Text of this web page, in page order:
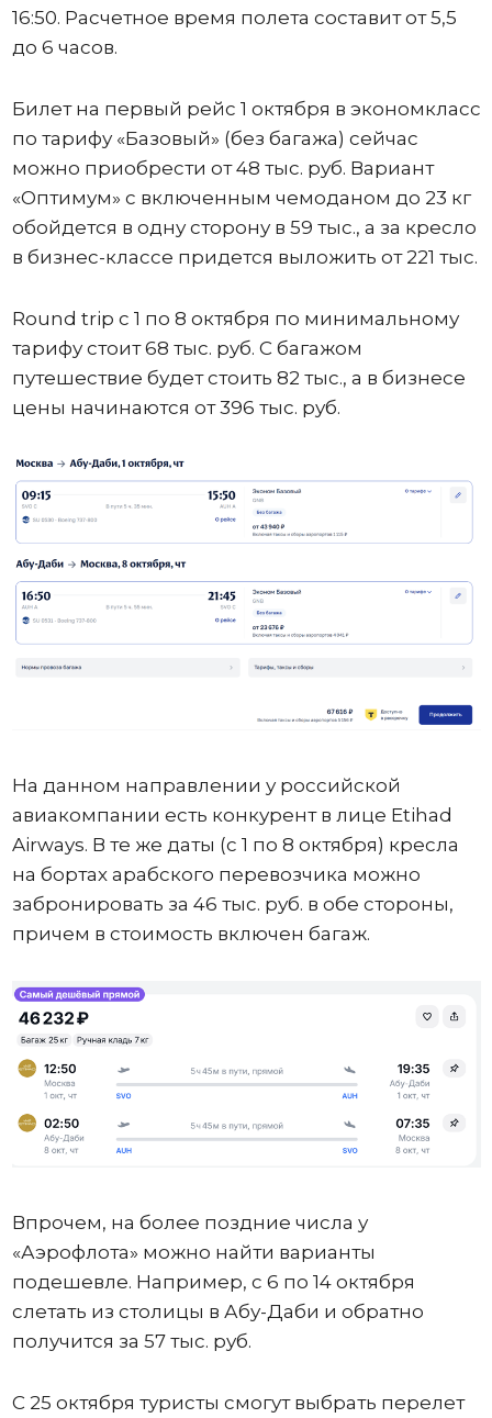
16:50. Расчетное время полета составит от 5,5
до 6 часов.
Билет на первый рейс 1 октября в экономкласс
по тарифу «Базовый» (без багажа) сейчас
можно приобрести от 48 тыс. руб. Вариант
«Оптимум» с включенным чемоданом до 23 кг
обойдется в одну сторону в 59 тыс., а за кресло
в бизнес-классе придется выложить от 221 тыс.
Round trip с 1 по 8 октября по минимальному
тарифу стоит 68 тыс. руб. С багажом
путешествие будет стоить 82 тыс., а в бизнесе
цены начинаются от 396 тыс. руб.
На данном направлении у российской
авиакомпании есть конкурент в лице Etihad
Airways. В те же даты (с 1 по 8 октября) кресла
на бортах арабского перевозчика можно
забронировать за 46 тыс. руб. в обе стороны,
причем в стоимость включен багаж.
Впрочем, на более поздние числа у
«Аэрофлота» можно найти варианты
подешевле. Например, с 6 по 14 октября
слетать из столицы в Абу-Даби и обратно
получится за 57 тыс. руб.
С 25 октября туристы смогут выбрать перелет